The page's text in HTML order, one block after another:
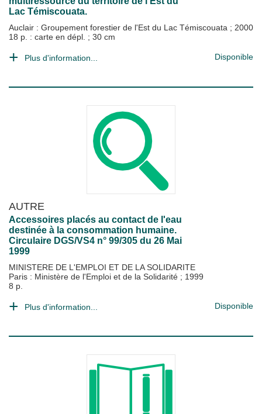
Lac Témiscouata.
Auclair : Groupement forestier de l'Est du Lac Témiscouata ; 2000
18 p. : carte en dépl. ; 30 cm
Plus d'information... Disponible
AUTRE
Accessoires placés au contact de l'eau
destinée à la consommation humaine.
Circulaire DGS/VS4 n° 99/305 du 26 Mai
1999
MINISTERE DE L'EMPLOI ET DE LA SOLIDARITE
Paris : Ministère de l'Emploi et de la Solidarité ; 1999
8 p.
Plus d'information... Disponible